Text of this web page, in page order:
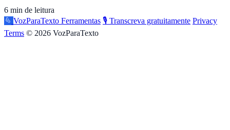
6 min de leitura
VozParaTexto Ferramentas 🎙️ Transcreva gratuitamente Privacy
Terms © 2026 VozParaTexto